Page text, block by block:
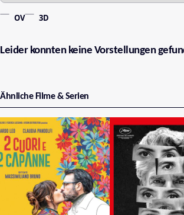
OV 3D
Leider konnten keine Vorstellungen
Ähnliche Filme & Serien